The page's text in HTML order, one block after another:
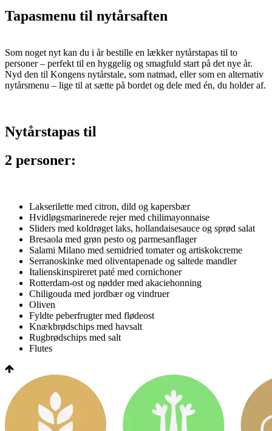
Tapasmenu til nytårsaften
Som noget nyt kan du i år bestille en lækker nytårstapas til to
personer – perfekt til en hyggelig og smagfuld start på det nye år.
Nyd den til Kongens nytårstale, som natmad, eller som en alternativ
nytårsmenu – lige til at sætte på bordet og dele med én, du holder af.
Nytårstapas til
2 personer:
Lakserilette med citron, dild og kapersbær
Hvidløgsmarinerede rejer med chilimayonnaise
Sliders med koldrøget laks, hollandaisesauce og sprød salat
Bresaola med grøn pesto og parmesanflager
Salami Milano med semidried tomater og artiskokcreme
Serranoskinke med oliventapenade og saltede mandler
Italienskinspireret paté med cornichoner
Rotterdam-ost og nødder med akaciehonning
Chiligouda med jordbær og vindruer
Oliven
Fyldte peberfrugter med flødeost
Knækbrødschips med havsalt
Rugbrødschips med salt
Flutes